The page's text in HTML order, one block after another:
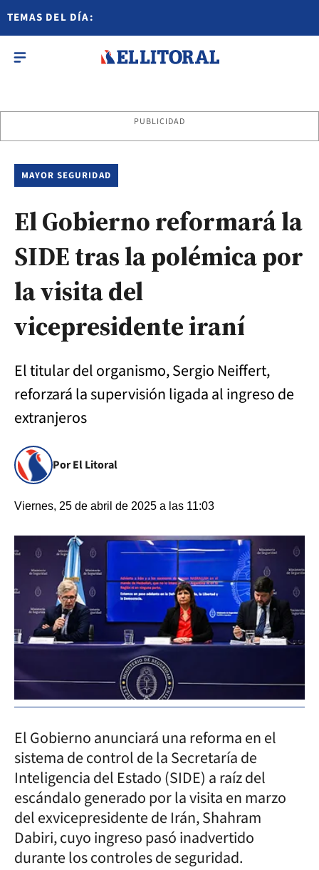
TEMAS DEL DÍA:
PUBLICIDAD
MAYOR SEGURIDAD
El Gobierno reformará la
SIDE tras la polémica por
la visita del
vicepresidente iraní
El titular del organismo, Sergio Neiffert,
reforzará la supervisión ligada al ingreso de
extranjeros
Por El Litoral
Viernes, 25 de abril de 2025 a las 11:03
El Gobierno anunciará una reforma en el
sistema de control de la Secretaría de
Inteligencia del Estado (SIDE) a raíz del
escándalo generado por la visita en marzo
del exvicepresidente de Irán, Shahram
Dabiri, cuyo ingreso pasó inadvertido
durante los controles de seguridad.